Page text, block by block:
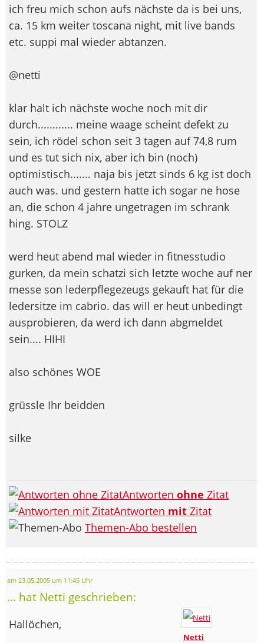
ich freu mich schon aufs nächste da is bei uns,
ca. 15 km weiter toscana night, mit live bands
etc. suppi mal wieder abtanzen.
@netti
klar halt ich nächste woche noch mit dir
durch............ meine waage scheint defekt zu
sein, ich rödel schon seit 3 tagen auf 74,8 rum
und es tut sich nix, aber ich bin (noch)
optimistisch....... naja bis jetzt sinds 6 kg ist doch
auch was. und gestern hatte ich sogar ne hose
an, die schon 4 jahre ungetragen im schrank
hing. STOLZ
werd heut abend mal wieder in fitnesstudio
gurken, da mein schatzi sich letzte woche auf ner
messe son lederpflegezeugs gekauft hat für die
ledersitze im cabrio. das will er heut unbedingt
ausprobieren, da werd ich dann abgmeldet
sein.... HIHI
also schönes WOE
grüssle Ihr beidden
silke
Antworten ohne Zitat
Antworten mit Zitat
Themen-Abo bestellen
am 23.05.2005 um 11:45 Uhr
... hat Netti geschrieben:
Netti
Hallöchen,